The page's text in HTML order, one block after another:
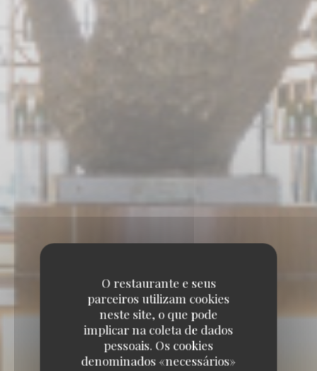
O restaurante e seus
parceiros utilizam cookies
neste site, o que pode
implicar na coleta de dados
pessoais. Os cookies
denominados «necessários»